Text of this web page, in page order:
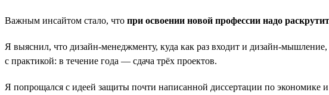
Важным инсайтом стало, что при освоении новой профессии надо
Я выяснил, что дизайн-менеджменту, куда как раз входит и дизайн-
с практикой: в течение года — сдача трёх проектов.
Я попрощался с идеей защиты почти написанной диссертации по экономике